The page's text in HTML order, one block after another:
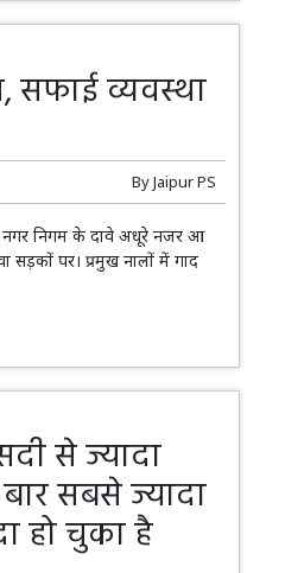
सफाई व्यवस्था
ByJaipur PS
निगम के दावे अधूरे नजर आ
सड़कों पर। प्रमुख नालों में गाद
से ज्यादा
सबसे ज्यादा
हो चुका है